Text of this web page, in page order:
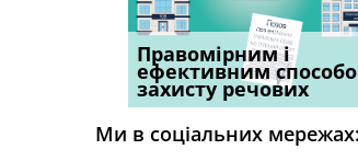
Правомірним і
ефективним
захисту речових
Водії можуть
компенсацію за
незаконні дії
Ми в соціальних мережах: